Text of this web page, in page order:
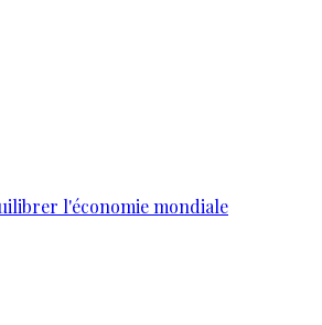
l'économie mondiale